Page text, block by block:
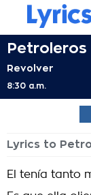
Petroleros
Revolver
8:30 a.m.
Lyrics to
El tenía tanto